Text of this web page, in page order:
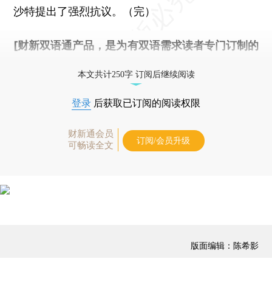
沙特提出了强烈抗议。（完）
[财新双语通产品，是为有双语需求读者专门订制的
本文共计250字 订阅后继续阅读
登录 后获取已订阅的阅读权限
财新通会员
可畅读全文
订阅/会员升级
版面编辑：陈希影